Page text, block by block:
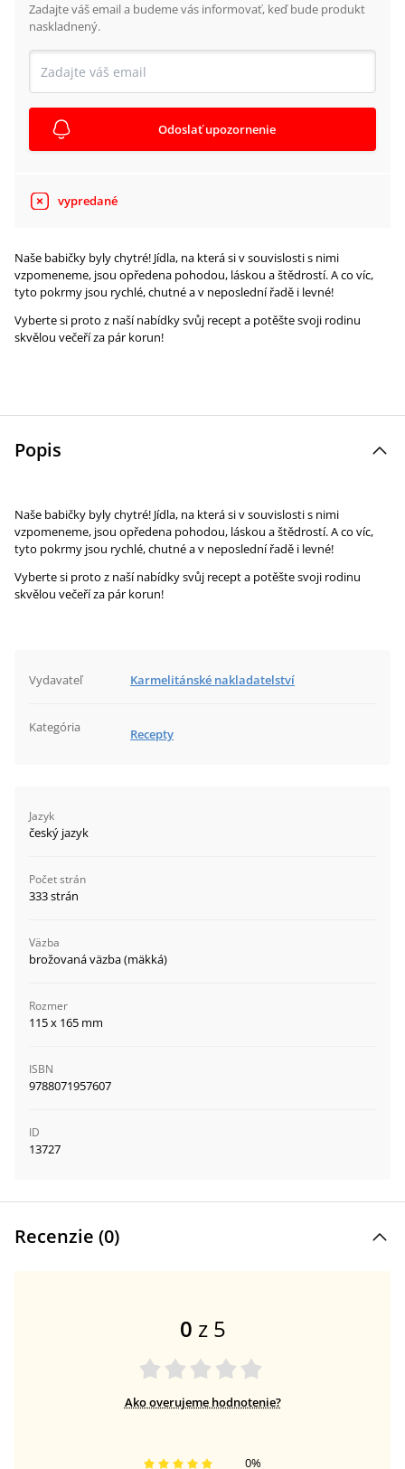
Zadajte váš email a budeme vás informovať, keď bude produkt
naskladnený.
Odoslať upozornenie
vypredané
Naše babičky byly chytré! Jídla, na která si v souvislosti s nimi
vzpomeneme, jsou opředena pohodou, láskou a štědrostí. A co víc,
tyto pokrmy jsou rychlé, chutné a v neposlední řadě i levné!
Vyberte si proto z naší nabídky svůj recept a potěšte svoji rodinu
skvělou večeří za pár korun!
Popis
Naše babičky byly chytré! Jídla, na která si v souvislosti s nimi
vzpomeneme, jsou opředena pohodou, láskou a štědrostí. A co víc,
tyto pokrmy jsou rychlé, chutné a v neposlední řadě i levné!
Vyberte si proto z naší nabídky svůj recept a potěšte svoji rodinu
skvělou večeří za pár korun!
Vydavateľ Karmelitánské nakladatelství
Kategória Recepty
Jazyk
český jazyk
Počet strán
333 strán
Väzba
brožovaná väzba (mäkká)
Rozmer
115 x 165 mm
ISBN
9788071957607
ID
13727
Recenzie (0)
0 z 5
Ako overujeme hodnotenie?
0%